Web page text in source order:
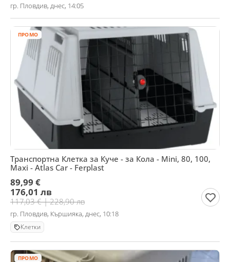
гр. Пловдив, днес, 14:05
ПРОМО
Транспортна Клетка за Куче - за Кола - Mini, 80, 100,
Maxi - Atlas Car - Ferplast
89,99 €
176,01 лв
117,03 € | 228,90 лв
гр. Пловдив, Кършияка, днес, 10:18
Клетки
ПРОМО